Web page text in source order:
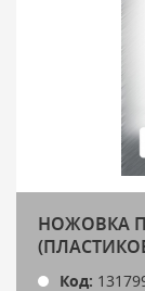
НОЖОВКА
Код: